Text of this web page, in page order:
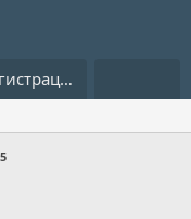
Регистрация